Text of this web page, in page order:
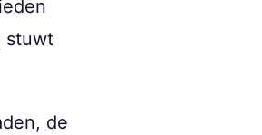
stuwt
de